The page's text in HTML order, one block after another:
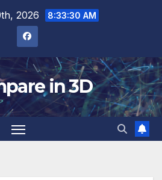
2026 8:33:30 AM
in 3D